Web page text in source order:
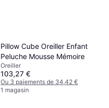
Pillow Cube Oreiller Enfant
Peluche Mousse Mémoire
Oreiller
103,27 €
Ou 3 paiements de 34,42 €
1 magasin